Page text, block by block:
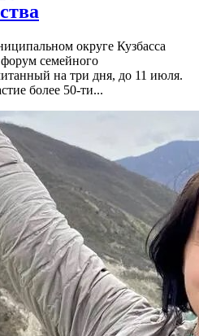
округе Кузбасса
семейного
на три дня, до 11 июля.
более 50-ти...